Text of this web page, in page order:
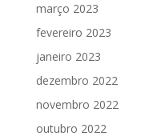
março 2023
fevereiro 2023
janeiro 2023
dezembro 2022
novembro 2022
outubro 2022